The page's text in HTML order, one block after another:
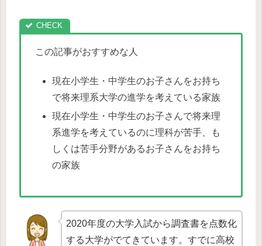
この記事がおすすめな人
現在小学生・中学生のお子さんをお持ち
で将来理系大学の進学を考えている家族
現在小学生・中学生のお子さんで将来理
系進学を考えているのに理科が苦手、も
しくは苦手分野があるお子さんをお持ち
の家族
2020年度の大学入試から調査書を点数化
する大学がでてきています。すでに高校